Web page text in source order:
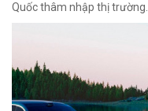
Quốc thâm nhập thị trường.